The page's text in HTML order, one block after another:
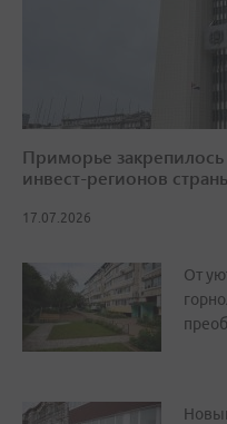
Приморье закрепилось
инвест-регионов
17.07.2026
От